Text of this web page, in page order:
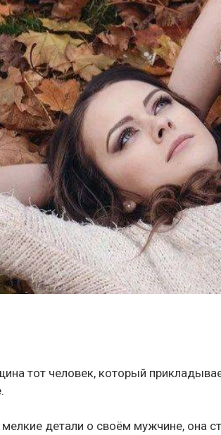
тот человек, который
детали о своём мужчине, она